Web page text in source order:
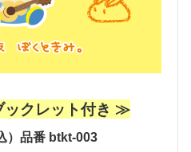
クレット付き ≫
）品番 btkt-003